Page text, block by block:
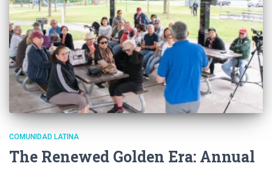
COMUNIDAD LATINA
The Renewed Golden Era: Annual